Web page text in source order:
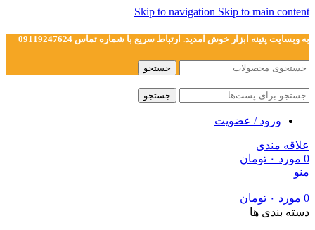
Skip to navigation Skip to main content
به وبسایت پتینه ابزار خوش آمدید. ارتباط سریع با شماره تماس 09119247624
جستجو
جستجو
ورود / عضویت
علاقه مندی
0 مورد ۰ تومان
منو
0 مورد ۰ تومان
دسته بندی ها